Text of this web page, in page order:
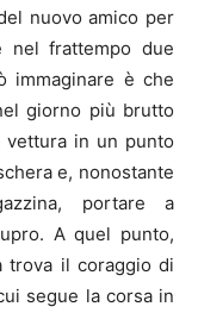
nuovo amico per
nel frattempo due
immaginare è che
giorno più brutto
vettura in un punto
e, nonostante
portare a
A quel punto,
trova il coraggio di
segue la corsa in